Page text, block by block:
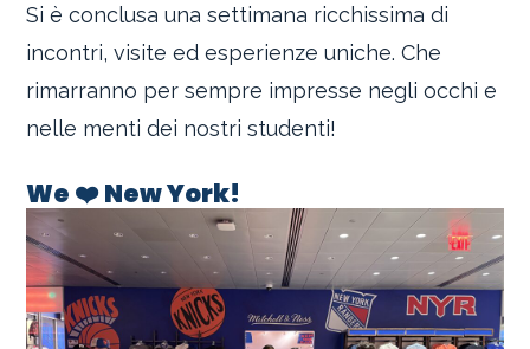
Si è conclusa una settimana ricchissima di
incontri, visite ed esperienze uniche. Che
rimarranno per sempre impresse negli occhi e
nelle menti dei nostri studenti!
We ❤️ New York!